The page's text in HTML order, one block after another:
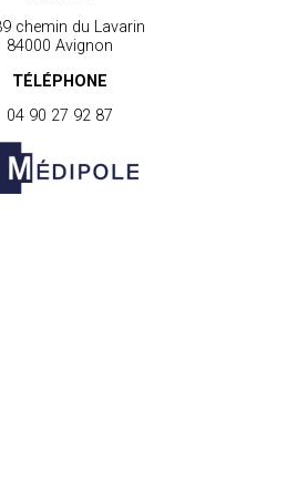
chemin du Lavarin
84000 Avignon
TÉLÉPHONE
04 90 27 92 87